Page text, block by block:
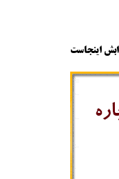
اینجاست